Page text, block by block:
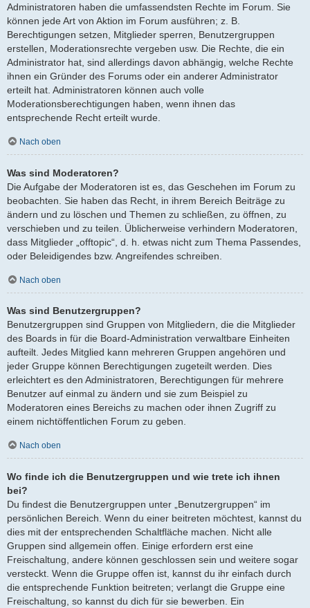
Administratoren haben die umfassendsten Rechte im Forum. Sie
können jede Art von Aktion im Forum ausführen; z. B.
Berechtigungen setzen, Mitglieder sperren, Benutzergruppen
erstellen, Moderationsrechte vergeben usw. Die Rechte, die ein
Administrator hat, sind allerdings davon abhängig, welche Rechte
ihnen ein Gründer des Forums oder ein anderer Administrator
erteilt hat. Administratoren können auch volle
Moderationsberechtigungen haben, wenn ihnen das
entsprechende Recht erteilt wurde.
Nach oben
Was sind Moderatoren?
Die Aufgabe der Moderatoren ist es, das Geschehen im Forum zu
beobachten. Sie haben das Recht, in ihrem Bereich Beiträge zu
ändern und zu löschen und Themen zu schließen, zu öffnen, zu
verschieben und zu teilen. Üblicherweise verhindern Moderatoren,
dass Mitglieder „offtopic“, d. h. etwas nicht zum Thema Passendes,
oder Beleidigendes bzw. Angreifendes schreiben.
Nach oben
Was sind Benutzergruppen?
Benutzergruppen sind Gruppen von Mitgliedern, die die Mitglieder
des Boards in für die Board-Administration verwaltbare Einheiten
aufteilt. Jedes Mitglied kann mehreren Gruppen angehören und
jeder Gruppe können Berechtigungen zugeteilt werden. Dies
erleichtert es den Administratoren, Berechtigungen für mehrere
Benutzer auf einmal zu ändern und sie zum Beispiel zu
Moderatoren eines Bereichs zu machen oder ihnen Zugriff zu
einem nichtöffentlichen Forum zu geben.
Nach oben
Wo finde ich die Benutzergruppen und wie trete ich ihnen
bei?
Du findest die Benutzergruppen unter „Benutzergruppen“ im
persönlichen Bereich. Wenn du einer beitreten möchtest, kannst du
dies mit der entsprechenden Schaltfläche machen. Nicht alle
Gruppen sind allgemein offen. Einige erfordern erst eine
Freischaltung, andere können geschlossen sein und weitere sogar
versteckt. Wenn die Gruppe offen ist, kannst du ihr einfach durch
die entsprechende Funktion beitreten; verlangt die Gruppe eine
Freischaltung, so kannst du dich für sie bewerben. Ein